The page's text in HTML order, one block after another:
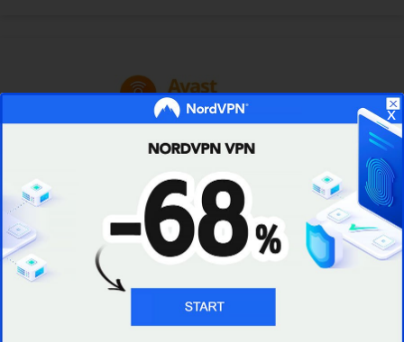
Ler análise
30-DAY
Extended Money-Back
Guarantee
Purchased an Avast SecureLine VPN account but
aren't happy with what you've got? Just claim your
x